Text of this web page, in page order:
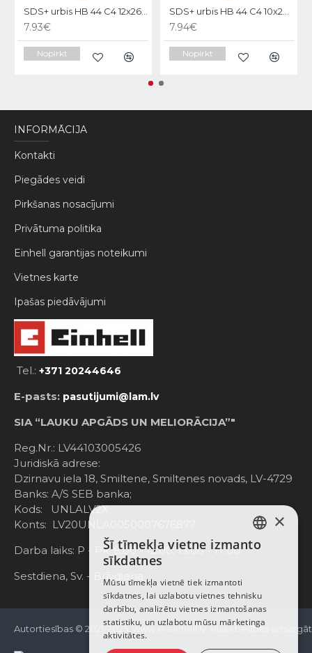
SDS+ urbis HB 44 C4 12x260mm KWB
7.93€
Nopirkt
SDS+ urbis HB 44 C4 10x260mm KWB
7.94€
Nopirkt
INFORMĀCIJA
Kontakti
Piegādes veidi
Pirkšanas nosacījumi
Privātuma politika
Einhell garantijas noteikumi
Vietnes karte
Ipašas piedāvājumi
Tel.: +371 20244646
E-pasts: pasutijumi@lam.lv
SIA “LAUKU APGĀDS UN MELIORĀCIJA”"
Reg.Nr.: LV44103005426
Juridiskā adrese:
Dzirnavu iela 18, Smiltene, Smiltenes novads, LV-4729
Banks: A/S SEB banka;
Kods: UNLALV2X
Konts: LV20UNLA0050007676877
Darba laiks: P - Pk. 8:00 - 12:00; 13:00 - 17:00
Sestdiena, Sv. - Brīvdiena
Autortiesības © 2021-2025, www.e-einhell.lv, Visas tiesības
LATVIAN
ENGLISH
×
Šī tīmekļa vietne izmanto
sīkdatnes
Mūsu tīmekļa vietnē tiek izmantoti
sīkdatnes, lai uzlabotu vietnes tehnisku
darbību, analizētu vietnes izmantošanas
statistiku, un uzlabotu mūsu mārketinga
aktivitātes.